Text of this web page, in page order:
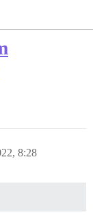
8:28